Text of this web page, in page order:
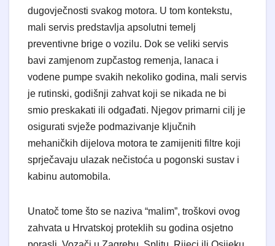
dugovječnosti svakog motora. U tom kontekstu,
mali servis predstavlja apsolutni temelj
preventivne brige o vozilu. Dok se veliki servis
bavi zamjenom zupčastog remenja, lanaca i
vodene pumpe svakih nekoliko godina, mali servis
je rutinski, godišnji zahvat koji se nikada ne bi
smio preskakati ili odgađati. Njegov primarni cilj je
osigurati svježe podmazivanje ključnih
mehaničkih dijelova motora te zamijeniti filtre koji
sprječavaju ulazak nečistoća u pogonski sustav i
kabinu automobila.
Unatoč tome što se naziva “malim”, troškovi ovog
zahvata u Hrvatskoj proteklih su godina osjetno